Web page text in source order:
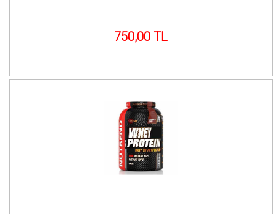
750,00 TL